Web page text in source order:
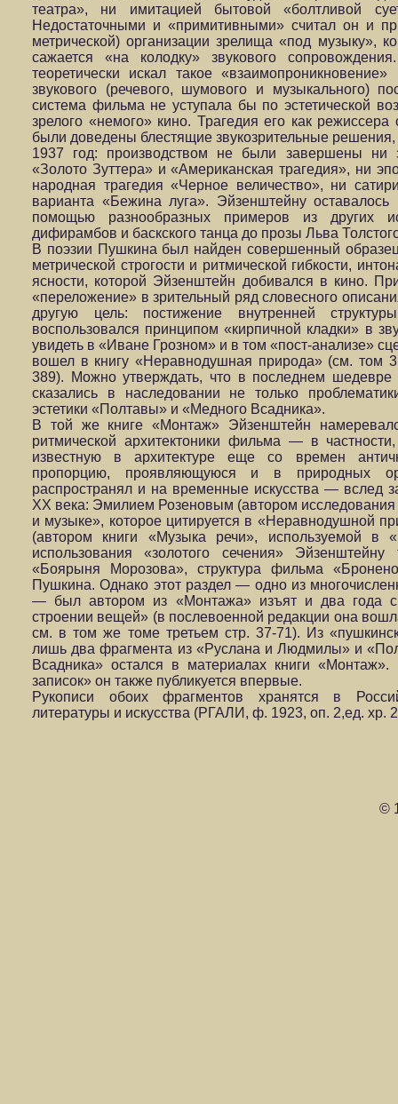
театра», ни имитацией бытовой «болтливой
Недостаточными и «примитивными» считал он и
метрической) организации зрелища «под музыку»,
сажается «на колодку» звукового
теоретически искал такое
звукового (речевого, шумового и музыкального)
система фильма не уступала бы по эстетической
зрелого «немого» кино. Трагедия его как
были доведены блестящие звукозрительные
1937 год: производством не были завершены ни
«Золото Зуттера» и «Американская трагедия», ни
народная трагедия «Черное величество», ни
варианта «Бежина луга». Эйзенштейну
помощью разнообразных примеров из других
дифирамбов и баскского танца до прозы Льва
В поэзии Пушкина был найден совершенный
метрической строгости и ритмической гибкости,
ясности, которой Эйзенштейн добивался в кино.
«переложение» в зрительный ряд словесного
другую цель: постижение внутренней
воспользовался принципом «кирпичной кладки» в
увидеть в «Иване Грозном» и в том «пост-анализе»
вошел в книгу «Неравнодушная природа» (см. том
389). Можно утверждать, что в последнем
сказались в наследовании не только
эстетики «Полтавы» и «Медного Всадника».
В той же книге «Монтаж» Эйзенштейн
ритмической архитектоники фильма — в
известную в архитектуре еще со времен
пропорцию, проявляющуюся и в природных
распространял и на временные искусства — вслед
ХХ века: Эмилием Розеновым (автором исследования
и музыке», которое цитируется в «Неравнодушной
(автором книги «Музыка речи», используемой в
использования «золотого сечения»
«Боярыня Морозова», структура фильма
Пушкина. Однако этот раздел — одно из
— был автором из «Монтажа» изъят и два года
строении вещей» (в послевоенной редакции она
см. в том же томе третьем стр. 37-71). Из
лишь два фрагмента из «Руслана и Людмилы» и
Всадника» остался в материалах книги
записок» он также публикуется впервые.
Рукописи обоих фрагментов хранятся в
литературы и искусства (РГАЛИ, ф. 1923, оп. 2,ед. хр.
©